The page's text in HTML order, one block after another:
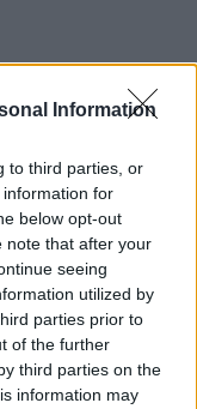
Information
to third parties, or
for
below opt-out
note that after your
seeing
utilized by
parties prior to
of the further
third parties on the
information may